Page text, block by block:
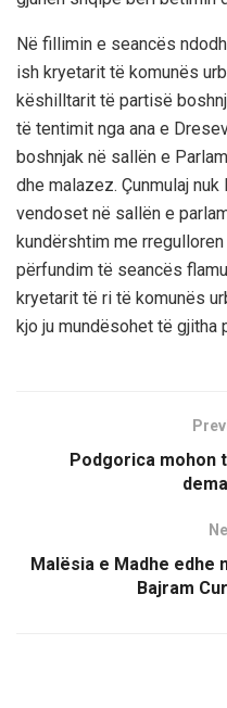
Në fillimin e seancës
ish kryetarit të komunës
këshilltarit të partisë
të tentimit nga ana e
boshnjak në sallën e
dhe malazez. Çunmulaj
vendoset në sallën e
kundërshtim me
përfundim të seancës
kryetarit të ri të komunës
kjo ju mundësohet të gjitha
Podgorica mohon
Malësia e Madhe edhe
Bajram